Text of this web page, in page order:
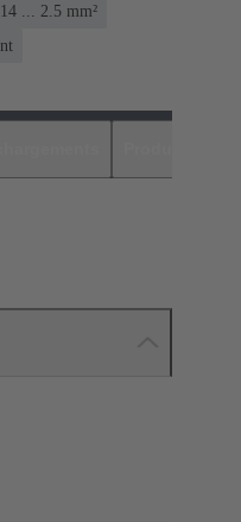
... 2.5 mm²